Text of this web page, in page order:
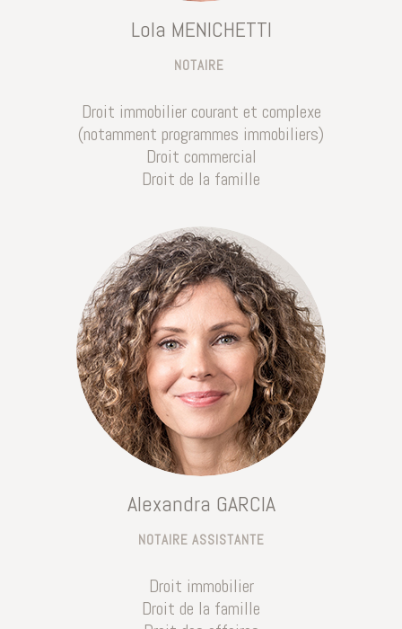
Lola MENICHETTI
NOTAIRE
Droit immobilier courant et complexe
(notamment programmes immobiliers)
Droit commercial
Droit de la famille
Alexandra GARCIA
NOTAIRE ASSISTANTE
Droit immobilier
Droit de la famille